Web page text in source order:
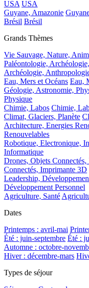
USA USA
Guyane, Amazonie
Brésil Brésil
Grands Thèmes
Vie Sauvage, Nature,
Paléontologie,
Archéologie,
Eau, Mers et Océans Eau,
Géologie, Astronomie,
Physique
Chimie, Labos Chimie,
Climat, Glaciers, Planète
Architecture, Energies
Renouvelables
Robotique, Electronique,
Informatique
Drones, Objets
Connectés, Imprimante 3D
Leadership,
Développement Personnel
Agriculture, Santé
Dates
Printemps : avril-mai
Été : juin-septembre Été :
Automne : octobre-
Hiver : décembre-mars
Types de séjour